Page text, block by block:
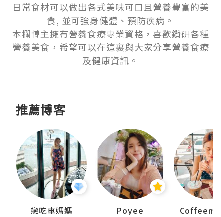
日常食材可以做出各式美味可口且營養豐富的美
食, 並可強身健體、預防疾病。
本欄博主擁有營養食療專業資格，喜歡鑽研各種
營養美食，希望可以在這裏與大家分享營養食療
及健康資訊。
推薦博客
戀吃車媽媽 Poyee